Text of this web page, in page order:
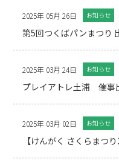
2025年 05月 26日 お知らせ
第5回つくばパンまつり
2025年 03月 24日 お知らせ
プレイアトレ土浦 催事
2025年 03月 02日 お知らせ
【けんがく さくらまつ